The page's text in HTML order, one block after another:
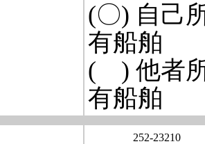
(〇) 自己
有船舶
( ) 他者
有船舶
252-23210